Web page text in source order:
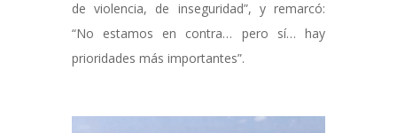
de violencia, de inseguridad”, y remarcó:
“No estamos en contra… pero sí… hay
prioridades más importantes”.